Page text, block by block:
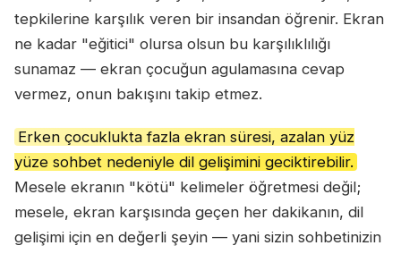
tepkilerine karşılık veren bir insandan öğrenir. Ekran
ne kadar "eğitici" olursa olsun bu karşılıklılığı
sunamaz — ekran çocuğun agulamasına cevap
vermez, onun bakışını takip etmez.
Erken çocuklukta fazla ekran süresi, azalan yüz
yüze sohbet nedeniyle dil gelişimini geciktirebilir.
Mesele ekranın "kötü" kelimeler öğretmesi değil;
mesele, ekran karşısında geçen her dakikanın, dil
gelişimi için en değerli şeyin — yani sizin sohbetinizin